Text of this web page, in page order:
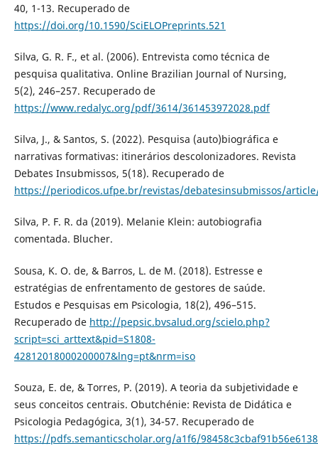
40, 1-13. Recuperado de
https://doi.org/10.1590/SciELOPreprints.521
Silva, G. R. F., et al. (2006). Entrevista como técnica de
pesquisa qualitativa. Online Brazilian Journal of Nursing,
5(2), 246–257. Recuperado de
https://www.redalyc.org/pdf/3614/361453972028.pdf
Silva, J., & Santos, S. (2022). Pesquisa (auto)biográfica e
narrativas formativas: itinerários descolonizadores. Revista
Debates Insubmissos, 5(18). Recuperado de
https://periodicos.ufpe.br/revistas/debatesinsubmissos/
Silva, P. F. R. da (2019). Melanie Klein: autobiografia
comentada. Blucher.
Sousa, K. O. de, & Barros, L. de M. (2018). Estresse e
estratégias de enfrentamento de gestores de saúde.
Estudos e Pesquisas em Psicologia, 18(2), 496–515.
Recuperado de http://pepsic.bvsalud.org/scielo.php?
script=sci_arttext&pid=S1808-
42812018000200007&lng=pt&nrm=iso
Souza, E. de, & Torres, P. (2019). A teoria da subjetividade e
seus conceitos centrais. Obutchénie: Revista de Didática e
Psicologia Pedagógica, 3(1), 34-57. Recuperado de
https://pdfs.semanticscholar.org/a1f6/